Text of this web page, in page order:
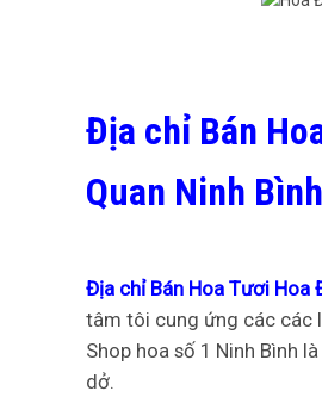
Địa chỉ Bán
Quan Ninh
Địa chỉ Bán Hoa Tươi Hoa
tâm tôi cung ứng các các
Shop hoa số 1 Ninh Bình
dở.